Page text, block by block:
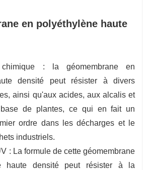
: la géomembrane en
densité peut résister à divers
ainsi qu'aux acides, aux alcalis et
de plantes, ce qui en fait un
ordre dans les décharges et le
industriels.
: La formule de cette géomembrane
haute densité peut résister à la